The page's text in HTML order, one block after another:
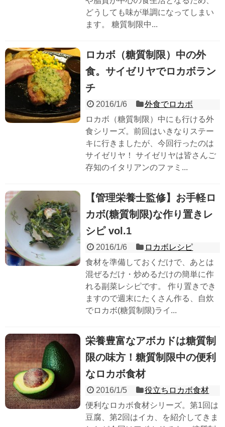
どうしても味が単調になってしまい
ます。 糖質制限中...
ロカボ（糖質制限）中の外
食。サイゼリヤでロカボラン
チ
2016/1/6
外食でロカボ
ロカボ（糖質制限）中にも行ける外
食シリーズ。前回はいきなりステー
キに行きましたが、今回行ったのは
サイゼリヤ！ サイゼリヤは皆さんご
存知のイタリアンのファミ...
【管理栄養士監修】お手軽ロ
カボ(糖質制限)な作り置きレ
シピ vol.1
2016/1/6
ロカボレシピ
食材を準備しておくだけで、あとは
混ぜるだけ・炒めるだけの簡単に作
れる副菜レシピです。 作り置きでき
ますので週末にたくさん作る、自炊
でロカボ(糖質制限)ライ...
栄養豊富なアボカドは糖質制
限の味方！糖質制限中の便利
なロカボ食材
2016/1/5
役立ちロカボ食材
便利なロカボ食材シリーズ。第1回は
豆腐、第2回はイカ、を紹介してきま